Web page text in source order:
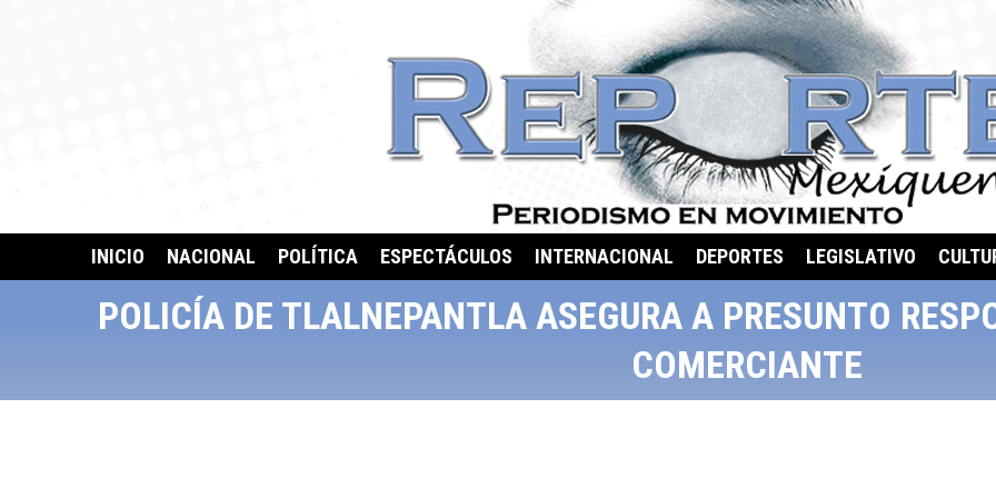
INICIO NACIONAL POLÍTICA ESPECTÁCULOS INTERNACIONAL DEPORTES LEGISLATIVO
POLICÍA DE TLALNEPANTLA ASEGURA A PRESUNTO
COMERCIANTE